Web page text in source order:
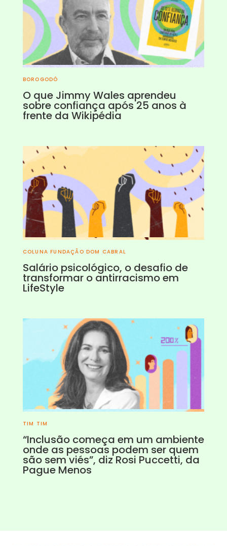
BOROGODÓ
O que Jimmy Wales aprendeu
sobre confiança após 25 anos à
frente da Wikipédia
COLUNA FUNDAÇÃO DOM CABRAL
Salário psicológico, o desafio de
transformar o antirracismo em
LifeStyle
TIM TIM
“Inclusão começa em um ambiente
onde as pessoas podem ser quem
são sem viés”, diz Rosi Puccetti, da
Pague Menos